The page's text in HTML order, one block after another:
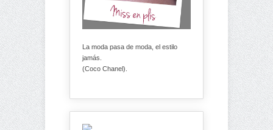
La moda pasa de moda, el estilo
jamás.
(Coco Chanel).